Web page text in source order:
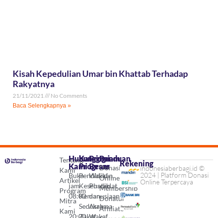
Kisah Kepedulian Umar bin Khattab Terhadap
Rakyatnya
21/11/2021 No Comments
Baca Selengkapnya »
Tentang
Kami
Artikel
Program
Mitra
Kami
Hubungi
Kami
Buka
jam
08:00
-
Kategori
Program
Pendidikan
Kesehatan
Kemanusiaan
Sedekah
Program
Besar
Wakaf
Pusdiklat
dan
Asrama
Panduan
Donasi
Online
Membership
Donatur
Affiliate
Rekening
indonesiaberbagi.id ©
2024 | Platform Donasi
Online Terpercaya